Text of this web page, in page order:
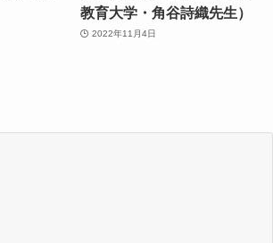
教育大学・角谷詩織先生）
2022年11月4日